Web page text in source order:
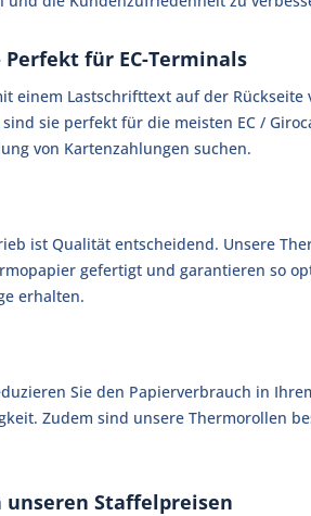
für EC-Terminals
einem Lastschrifttext auf der
sie perfekt für die meisten EC /
von Kartenzahlungen suchen.
ist Qualität entscheidend. Unsere
gefertigt und garantieren so
erhalten.
Sie den Papierverbrauch in
Zudem sind unsere Thermorollen
Staffelpreisen